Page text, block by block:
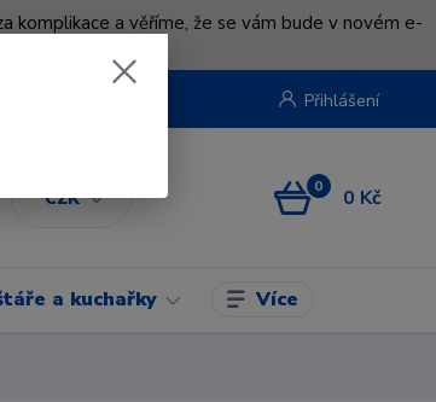
komplikace a věříme, že se vám bude v novém e-
CZK
Přihlášení
0 0 Kč
a kuchařky Více